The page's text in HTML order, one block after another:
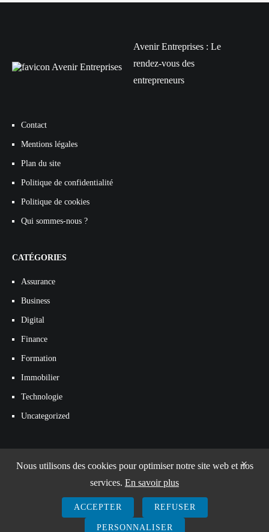
Avenir Entreprises : Le
rendez-vous des
entrepreneurs
Contact
Mentions légales
Plan du site
Politique de confidentialité
Politique de cookies
Qui sommes-nous ?
CATÉGORIES
Assurance
Business
Digital
Finance
Formation
Immobilier
Technologie
Uncategorized
Avenir Entreprises
×
Nous utilisons des cookies pour optimiser notre site web et nos
services. En savoir plus
ACCEPTER REFUSER
PERSONNALISER